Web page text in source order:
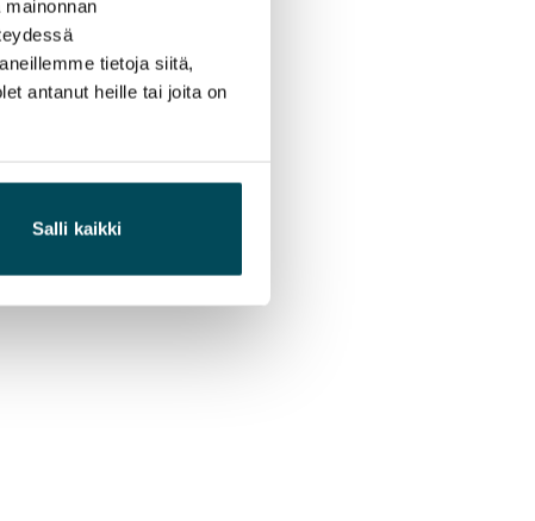
tietoja siitä,
antanut heille tai joita on
Salli kaikki